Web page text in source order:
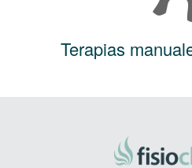
Terapias